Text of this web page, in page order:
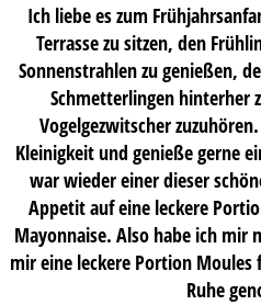
Ich liebe es zum
Terrasse zu sitzen, den
Sonnenstrahlen zu genießen,
Schmetterlingen hinterher
Vogelgezwitscher
Kleinigkeit und genieße gerne
war wieder einer dieser
Appetit auf eine leckere
Mayonnaise. Also habe ich mir
mir eine leckere Portion
Ruhe